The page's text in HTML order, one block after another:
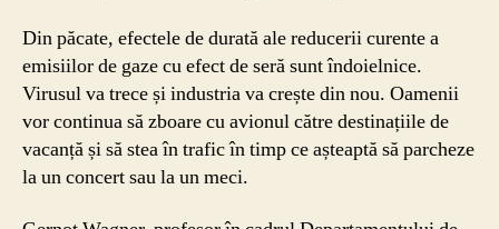
Din păcate, efectele de durată ale reducerii curente a
emisiilor de gaze cu efect de seră sunt îndoielnice.
Virusul va trece și industria va crește din nou. Oamenii
vor continua să zboare cu avionul către destinațiile de
vacanță și să stea în trafic în timp ce așteaptă să parcheze
la un concert sau la un meci.